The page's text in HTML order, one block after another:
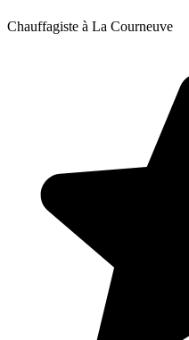
Chauffagiste à La Courneuve